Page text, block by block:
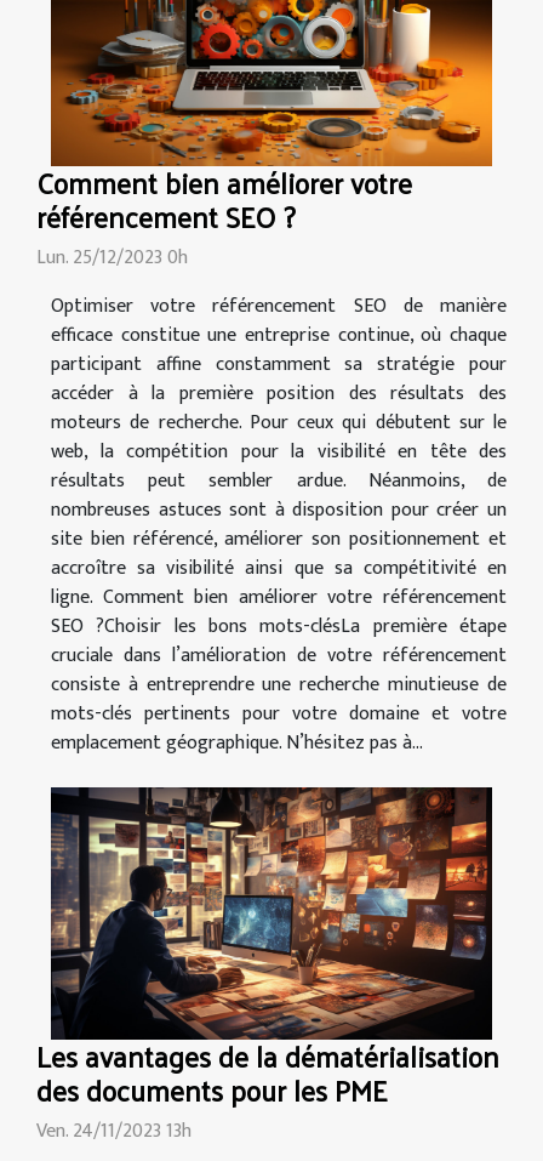
Comment bien améliorer votre
référencement SEO ?
Lun. 25/12/2023 0h
Optimiser votre référencement SEO de manière
efficace constitue une entreprise continue, où chaque
participant affine constamment sa stratégie pour
accéder à la première position des résultats des
moteurs de recherche. Pour ceux qui débutent sur le
web, la compétition pour la visibilité en tête des
résultats peut sembler ardue. Néanmoins, de
nombreuses astuces sont à disposition pour créer un
site bien référencé, améliorer son positionnement et
accroître sa visibilité ainsi que sa compétitivité en
ligne. Comment bien améliorer votre référencement
SEO ?Choisir les bons mots-clésLa première étape
cruciale dans l’amélioration de votre référencement
consiste à entreprendre une recherche minutieuse de
mots-clés pertinents pour votre domaine et votre
emplacement géographique. N’hésitez pas à...
Les avantages de la dématérialisation
des documents pour les PME
Ven. 24/11/2023 13h